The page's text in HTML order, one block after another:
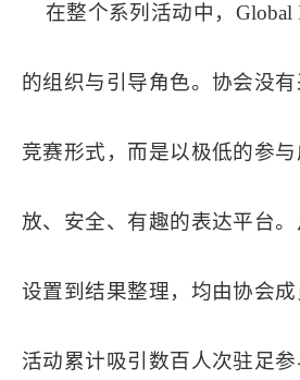
在整个系列活动中，Global
的组织与引导角色。协会没
竞赛形式，而是以极低的参
放、安全、有趣的表达平台
设置到结果整理，均由协会
活动累计吸引数百人次驻足